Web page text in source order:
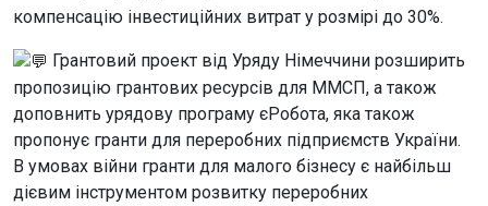
компенсацію інвестиційних витрат у розмірі до 30%.
Грантовий проект від Уряду Німеччини розширить
пропозицію грантових ресурсів для ММСП, а також
доповнить урядову програму єРобота, яка також
пропонує гранти для переробних підприємств України.
В умовах війни гранти для малого бізнесу є найбільш
дієвим інструментом розвитку переробних